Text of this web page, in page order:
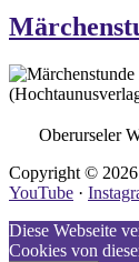
Oberurseler
Copyright © 2026
YouTube ·
Diese Webseite
Cookies von